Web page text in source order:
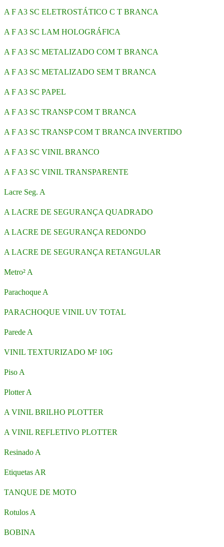
A F A3 SC ELETROSTÁTICO C T BRANCA
A F A3 SC LAM HOLOGRÁFICA
A F A3 SC METALIZADO COM T BRANCA
A F A3 SC METALIZADO SEM T BRANCA
A F A3 SC PAPEL
A F A3 SC TRANSP COM T BRANCA
A F A3 SC TRANSP COM T BRANCA INVERTIDO
A F A3 SC VINIL BRANCO
A F A3 SC VINIL TRANSPARENTE
Lacre Seg. A
A LACRE DE SEGURANÇA QUADRADO
A LACRE DE SEGURANÇA REDONDO
A LACRE DE SEGURANÇA RETANGULAR
Metro² A
Parachoque A
PARACHOQUE VINIL UV TOTAL
Parede A
VINIL TEXTURIZADO M² 10G
Piso A
Plotter A
A VINIL BRILHO PLOTTER
A VINIL REFLETIVO PLOTTER
Resinado A
Etiquetas AR
TANQUE DE MOTO
Rotulos A
BOBINA